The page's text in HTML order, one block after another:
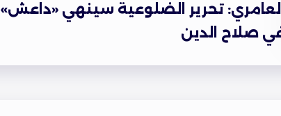
العامري: تحرير الضلوعية سينهي «داعش»
صلاح الدين